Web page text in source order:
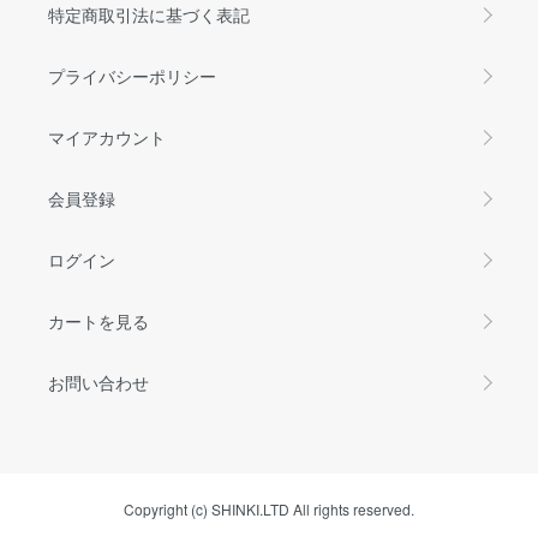
特定商取引法に基づく表記
プライバシーポリシー
マイアカウント
会員登録
ログイン
カートを見る
お問い合わせ
Copyright (c) SHINKI.LTD All rights reserved.